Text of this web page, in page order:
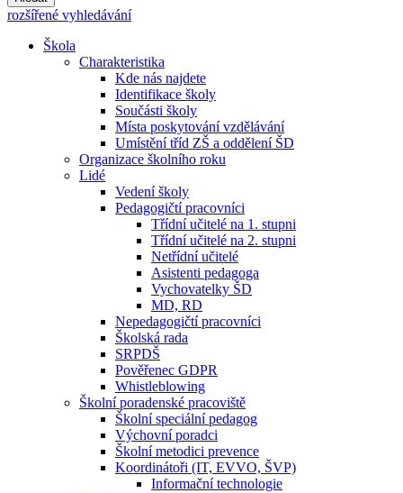
rozšířené vyhledávání
Škola
Charakteristika
Kde nás najdete
Identifikace školy
Součásti školy
Místa poskytování vzdělávání
Umístění tříd ZŠ a oddělení ŠD
Organizace školního roku
Lidé
Vedení školy
Pedagogičtí pracovníci
Třídní učitelé na 1. stupni
Třídní učitelé na 2. stupni
Netřídní učitelé
Asistenti pedagoga
Vychovatelky ŠD
MD, RD
Nepedagogičtí pracovníci
Školská rada
SRPDŠ
Pověřenec GDPR
Whistleblowing
Školní poradenské pracoviště
Školní speciální pedagog
Výchovní poradci
Školní metodici prevence
Koordinátoři (IT, EVVO, ŠVP)
Informační technologie